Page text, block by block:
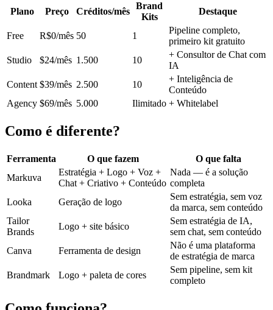
Plano Preço Créditos/mês
Brand
Kits
Destaque
Free R$0/mês 50 1
Pipeline completo,
primeiro kit gratuito
Studio
$24/mês 1.500 10
+ Consultor de Chat com
IA
Content $39/mês 2.500 10
+ Inteligência de
Conteúdo
Agency $69/mês 5.000 Ilimitado + Whitelabel
Como é diferente?
Ferramenta O que fazem
O que falta
Markuva
Estratégia + Logo + Voz +
Chat + Criativo + Conteúdo
Nada — é a solução
completa
Looka
Geração de logo
Sem estratégia, sem voz
da marca, sem conteúdo
Tailor
Brands
Logo + site básico
Sem estratégia de IA,
sem chat, sem conteúdo
Canva
Ferramenta de design
Não é uma plataforma
de estratégia de marca
Brandmark
Logo + paleta de cores
Sem pipeline, sem kit
completo